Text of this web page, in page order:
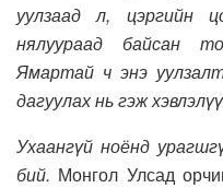
уулзаад л, цэргийн
нялуураад байсан
Ямартай ч энэ
дагуулах ньгэж
Ухаангүй ноёнд
бий. Монгол Улсад